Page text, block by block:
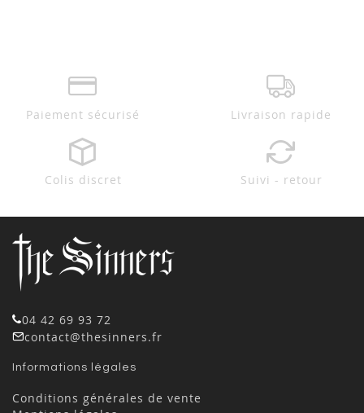
Paiement sécurisé Livraison rapide
Colis discret Suivi - retour
04 42 69 93 72
contact@thesinners.fr
Informations légales
Conditions générales de vente